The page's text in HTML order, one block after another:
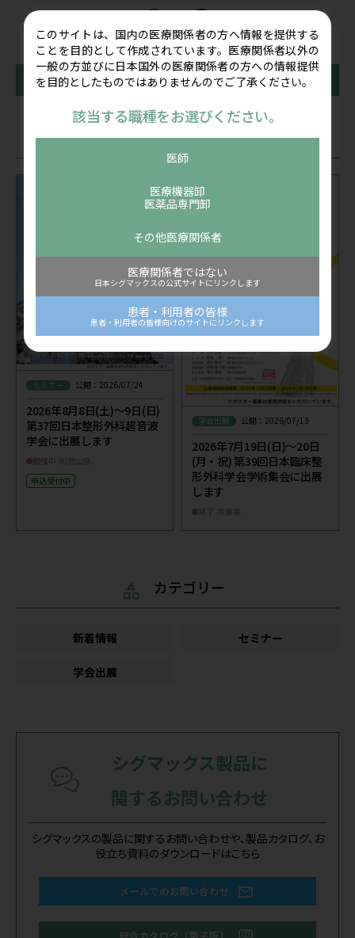
前の記事 一覧に戻る 次の記事
関連記事
セミナー 公開：2026/07/24
2026年8月8日(土)～9日(日)
第37回日本整形外科超音波
学会に出展します
開催中
申込受付中
学会出展 公開：2026/07/13
2026年7月19日(日)～20日
(月・祝) 第39回日本臨床整
形外科学会学術集会に出展
します
カテゴリー
新着情報 セミナー
学会出展
シグマックス製品に
関するお問い合わせ
シグマックスの製品に関するお問い合わせや、製品カタログ、お
役立ち資料のダウンロードはこちら
メールでのお問い合わせ
総合カタログ（電子版）
このサイトは、国内の医療関係者の方へ情報を提供する
ことを目的として作成されています。医療関係者以外の
一般の方並びに日本国外の医療関係者の方への情報提供
を目的としたものではありませんのでご了承ください。
該当する職種をお選びください。
医師
医療機器卸
医薬品専門卸
その他医療関係者
医療関係者ではない
日本シグマックスの公式サイトにリンクします
患者・利用者の皆様
患者・利用者の皆様向けのサイトにリンクします